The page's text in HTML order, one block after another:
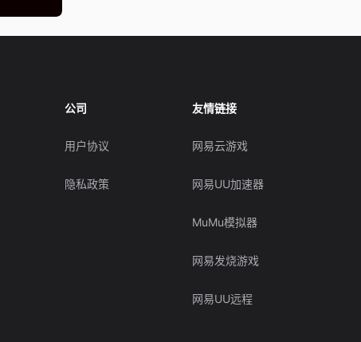
公司
用户协议
隐私政策
友情链接
网易云游戏
网易UU加速器
MuMu模拟器
网易发烧游戏
网易UU远程